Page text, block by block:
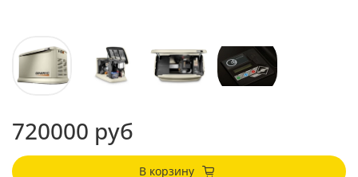
720000 руб
В корзину